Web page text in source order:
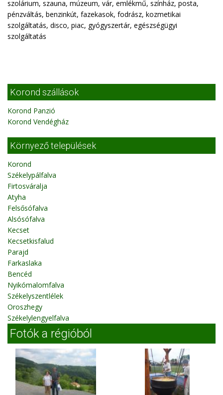
szolárium, szauna, múzeum, vár, emlékmű, színház, posta,
pénzváltás, benzinkút, fazekasok, fodrász, kozmetikai
szolgáltatás, disco, piac, gyógyszertár, egészségügyi
szolgáltatás
Korond szállások
Korond Panzió
Korond Vendégház
Környező települések
Korond
Székelypálfalva
Firtosváralja
Atyha
Felsősófalva
Alsósófalva
Kecset
Kecsetkisfalud
Parajd
Farkaslaka
Bencéd
Nyikómalomfalva
Székelyszentlélek
Oroszhegy
Székelylengyelfalva
Fotók a régióból